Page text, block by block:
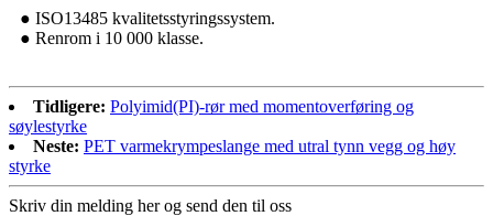
● ISO13485 kvalitetsstyringssystem.
● Renrom i 10 000 klasse.
Tidligere: Polyimid(PI)-rør med momentoverføring og
søylestyrke
Neste: PET varmekrympeslange med utral tynn vegg og høy
styrke
Skriv din melding her og send den til oss